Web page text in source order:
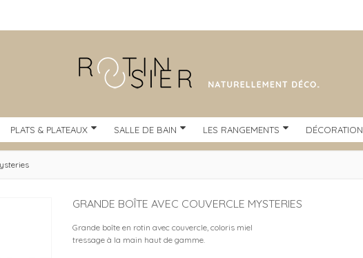
PLATS & PLATEAUX SALLE DE BAIN LES RANGEMENTS DÉCORATION
GRANDE BOÎTE AVEC COUVERCLE MYSTERIES
Grande boîte en rotin avec couvercle, coloris miel
tressage à la main haut de gamme.